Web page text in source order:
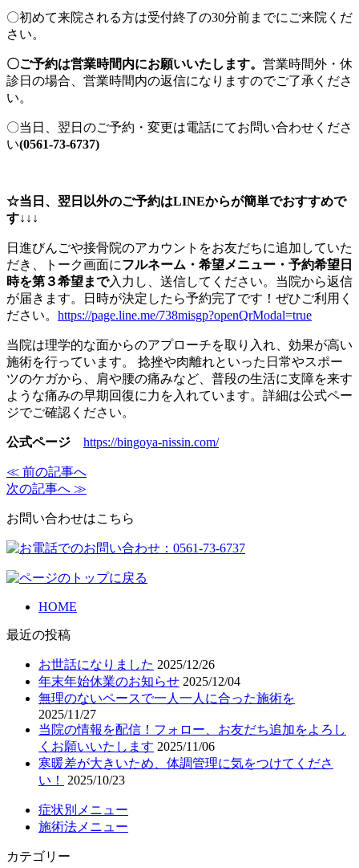
〇初めて来院される方は受付終了の30分前までにご来院くだ
さい。
〇ご予約は営業時間内にお願いいたします。 営業時間外・休
診日の場合、営業時間内の返信になりますのでご了承くださ
い。
〇当日、翌日のご予約・変更は電話にてお問い合わせくださ
い(0561-73-6737)
☆当日、翌日以外のご予約はLINEからが簡単でおすすめで
す↓↓↓
日進びんごや接骨院のアカウントをお友だちに追加していた
だき、トーク画面にフルネーム・希望メニュー・予約希望日
時を第３希望まで入力し、送信してください。当院から返信
が届きます。日時が決定したら予約完了です！ぜひご利用く
ださい。 https://page.line.me/738misgp?openQrModal=true
当院は理学的な面からのアプローチを取り入れ、効果が高い
施術を行っています。 捻挫や肉離れといった日常やスポー
ツのケガから、肩や腰の痛みなど、普段の生活に支障を来す
ような痛みの早期回復に力を入れています。詳細は公式ペー
ジでご確認ください。
公式ページ https://bingoya-nissin.com/
≪ 前の記事へ
次の記事へ ≫
お問い合わせはこちら
HOME
最近の投稿
お世話になりました 2025/12/26
年末年始休業のお知らせ 2025/12/04
無理のないペースで一人一人に合った施術を
2025/11/27
当院の情報を配信！フォロー、お友だち追加をよろし
くお願いいたします 2025/11/06
寒暖差が大きいため、体調管理に気をつけてくださ
い！
2025/10/23
症状別メニュー
施術法メニュー
カテゴリー